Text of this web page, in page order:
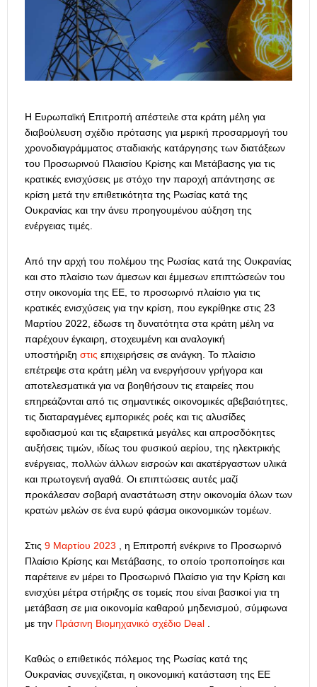
Η Ευρωπαϊκή Επιτροπή απέστειλε στα κράτη μέλη για
διαβούλευση σχέδιο πρότασης για μερική προσαρμογή του
χρονοδιαγράμματος σταδιακής κατάργησης των διατάξεων
του Προσωρινού Πλαισίου Κρίσης και Μετάβασης για τις
κρατικές ενισχύσεις με στόχο την παροχή απάντησης σε
κρίση μετά την επιθετικότητα της Ρωσίας κατά της
Ουκρανίας και την άνευ προηγουμένου αύξηση της
ενέργειας τιμές.
Από την αρχή του πολέμου της Ρωσίας κατά της Ουκρανίας
και στο πλαίσιο των άμεσων και έμμεσων επιπτώσεών του
στην οικονομία της ΕΕ, το προσωρινό πλαίσιο για τις
κρατικές ενισχύσεις για την κρίση, που εγκρίθηκε στις 23
Μαρτίου 2022, έδωσε τη δυνατότητα στα κράτη μέλη να
παρέχουν έγκαιρη, στοχευμένη και αναλογική
υποστήριξη στις επιχειρήσεις σε ανάγκη. Το πλαίσιο
επέτρεψε στα κράτη μέλη να ενεργήσουν γρήγορα και
αποτελεσματικά για να βοηθήσουν τις εταιρείες που
επηρεάζονται από τις σημαντικές οικονομικές αβεβαιότητες,
τις διαταραγμένες εμπορικές ροές και τις αλυσίδες
εφοδιασμού και τις εξαιρετικά μεγάλες και απροσδόκητες
αυξήσεις τιμών, ιδίως του φυσικού αερίου, της ηλεκτρικής
ενέργειας, πολλών άλλων εισροών και ακατέργαστων υλικά
και πρωτογενή αγαθά. Οι επιπτώσεις αυτές μαζί
προκάλεσαν σοβαρή αναστάτωση στην οικονομία όλων των
κρατών μελών σε ένα ευρύ φάσμα οικονομικών τομέων.
Στις 9 Μαρτίου 2023 , η Επιτροπή ενέκρινε το Προσωρινό
Πλαίσιο Κρίσης και Μετάβασης, το οποίο τροποποίησε και
παρέτεινε εν μέρει το Προσωρινό Πλαίσιο για την Κρίση και
ενισχύει μέτρα στήριξης σε τομείς που είναι βασικοί για τη
μετάβαση σε μια οικονομία καθαρού μηδενισμού, σύμφωνα
με την Πράσινη Βιομηχανικό σχέδιο Deal
Καθώς ο επιθετικός πόλεμος της Ρωσίας κατά της
Ουκρανίας συνεχίζεται, η οικονομική κατάσταση της ΕΕ